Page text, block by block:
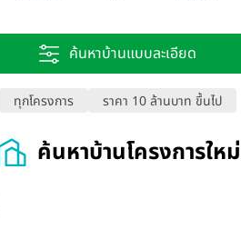
ค้นหาบ้านแบบละเอียด
ทุกโครงการ ราคา 10 ล้านบาท ขึ้นไป
ค้นหาบ้านโครงการใหม่